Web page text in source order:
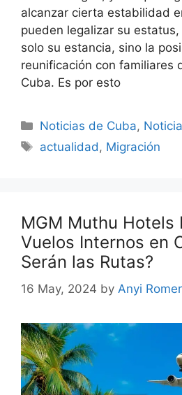
alcanzar cierta estabilidad
pueden legalizar su
solo su estancia, sino la
reunificación con familiares
Cuba. Es por esto
Categories
Noticias de Cuba,
Tags
actualidad, Migración
MGM Muthu Hotels
Vuelos Internos en
Serán las Rutas?
16 May, 2024 by Anyi